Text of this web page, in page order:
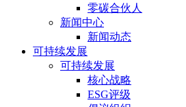
零碳合伙人
新闻中心
新闻动态
可持续发展
可持续发展
核心战略
ESG评级